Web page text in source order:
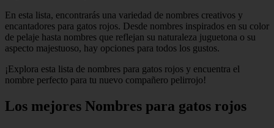
En esta lista, encontrarás una variedad de nombres creativos y
encantadores para gatos rojos. Desde nombres inspirados en su color
de pelaje hasta nombres que reflejan su naturaleza juguetona o su
aspecto majestuoso, hay opciones para todos los gustos.
¡Explora esta lista de nombres para gatos rojos y encuentra el
nombre perfecto para tu nuevo compañero pelirrojo!
Los mejores Nombres para gatos rojos